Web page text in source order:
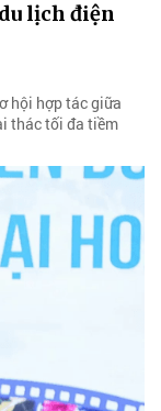
lịch điện
hội hợp tác giữa
thác tối đa tiềm